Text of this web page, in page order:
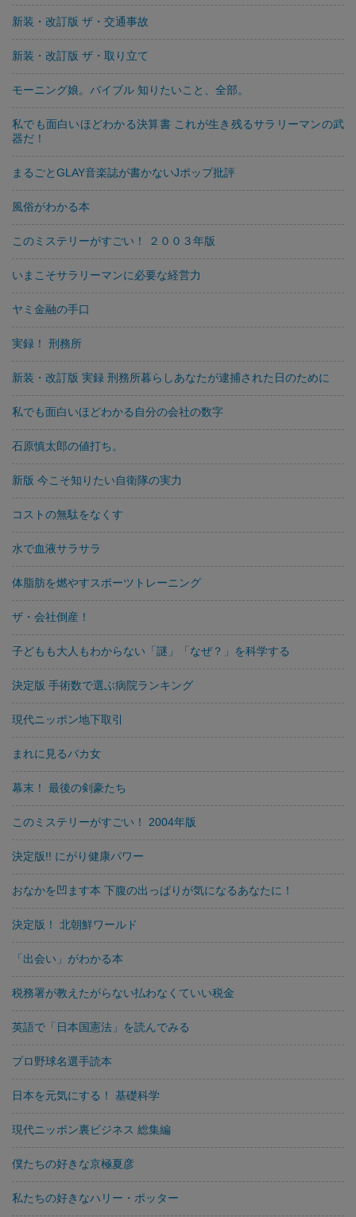
新装・改訂版 ザ・交通事故
新装・改訂版 ザ・取り立て
モーニング娘。バイブル 知りたいこと、全部。
私でも面白いほどわかる決算書 これが生き残るサラリーマンの武
器だ！
まるごとGLAY音楽誌が書かないJポップ批評
風俗がわかる本
このミステリーがすごい！ ２００３年版
いまこそサラリーマンに必要な経営力
ヤミ金融の手口
実録！ 刑務所
新装・改訂版 実録 刑務所暮らしあなたが逮捕された日のために
私でも面白いほどわかる自分の会社の数字
石原慎太郎の値打ち。
新版 今こそ知りたい自衛隊の実力
コストの無駄をなくす
水で血液サラサラ
体脂肪を燃やすスポーツトレーニング
ザ・会社倒産！
子どもも大人もわからない「謎」「なぜ？」を科学する
決定版 手術数で選ぶ病院ランキング
現代ニッポン地下取引
まれに見るバカ女
幕末！ 最後の剣豪たち
このミステリーがすごい！ 2004年版
決定版!! にがり健康パワー
おなかを凹ます本 下腹の出っぱりが気になるあなたに！
決定版！ 北朝鮮ワールド
「出会い」がわかる本
税務署が教えたがらない払わなくていい税金
英語で「日本国憲法」を読んでみる
プロ野球名選手読本
日本を元気にする！ 基礎科学
現代ニッポン裏ビジネス 総集編
僕たちの好きな京極夏彦
私たちの好きなハリー・ポッター